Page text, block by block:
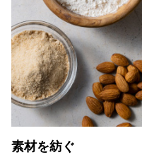
素材を紡ぐ